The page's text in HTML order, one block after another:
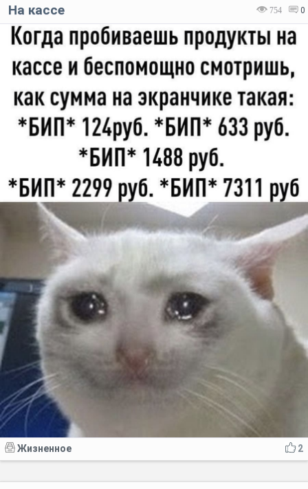
754 0
На кассе
2
Жизненное